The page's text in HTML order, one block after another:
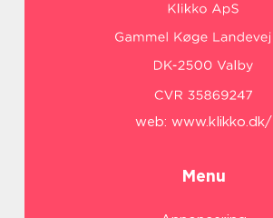
web: www.klikko.dk/
Menu